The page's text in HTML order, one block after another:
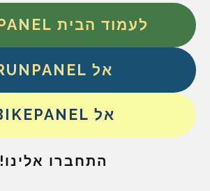
לעמוד הבית OUTPANEL
אל RUNPANEL
אל BIKEPANEL
התחברו אלינו!